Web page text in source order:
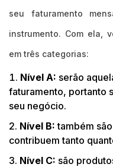
seu faturamento
instrumento. Com ela,
em três categorias:
Nível A: serão
faturamento, portanto
seu negócio.
Nível B: também
contribuem tanto
Nível C: são